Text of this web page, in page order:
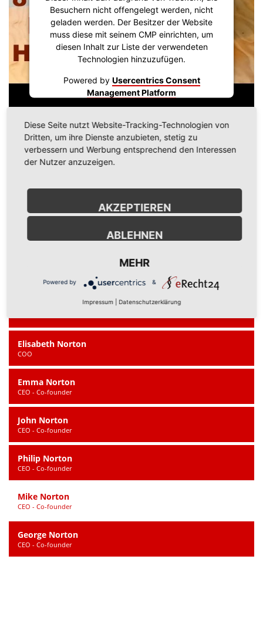
Besuchern nicht offengelegt werden, nicht
geladen werden. Der Besitzer der Website
muss diese mit seinem CMP einrichten, um
diesen Inhalt zur Liste der verwendeten
Technologien hinzuzufügen.
Powered by Usercentrics Consent
Management Platform
Lorem ipsum dolor sit.
Lorem ipsum dolor sit amet, consectetur adipisicing elit. Ad
assumenda aut delectus et harum incidunt nesciunt nobis, officiis quo
nobis recusandae. Accusantium alias asperiores at, consectetur
corporis deleniti dignissimos dolorem ea earum exercitationem
expedita illo labore libero magni minus nulla quidem suscipit, velit
repudiandae.
CEO - Co-founder
Elisabeth Norton
COO
Emma Norton
CEO - Co-founder
John Norton
CEO - Co-founder
Philip Norton
CEO - Co-founder
Mike Norton
CEO - Co-founder
George Norton
CEO - Co-founder
Diese Seite nutzt Website-Tracking-Technologien von
Dritten, um ihre Dienste anzubieten, stetig zu
verbessern und Werbung entsprechend den Interessen
der Nutzer anzuzeigen.
AKZEPTIEREN
ABLEHNEN
MEHR
Powered by &
Impressum Datenschutzerklärung